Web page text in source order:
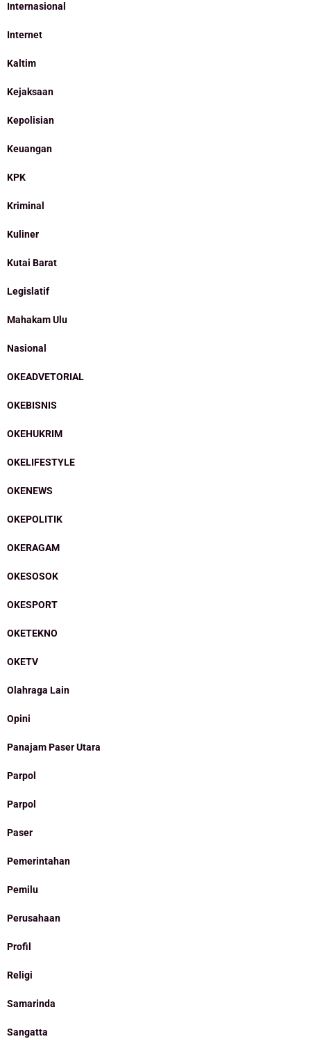
Internasional
Internet
Kaltim
Kejaksaan
Kepolisian
Keuangan
KPK
Kriminal
Kuliner
Kutai Barat
Legislatif
Mahakam Ulu
Nasional
OKEADVETORIAL
OKEBISNIS
OKEHUKRIM
OKELIFESTYLE
OKENEWS
OKEPOLITIK
OKERAGAM
OKESOSOK
OKESPORT
OKETEKNO
OKETV
Olahraga Lain
Opini
Panajam Paser Utara
Parpol
Parpol
Paser
Pemerintahan
Pemilu
Perusahaan
Profil
Religi
Samarinda
Sangatta